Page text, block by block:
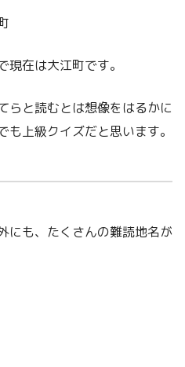
在は大江町です。
らと読むとは想像をはるかに
上級クイズだと思います。
にも、たくさんの難読地名が